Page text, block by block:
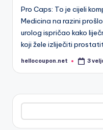
Pro Caps: To je cijeli
Medicina na razini
urolog ispričao kako
koji žele izliječiti
Posted
hellocoupon.net 3
Pretraga